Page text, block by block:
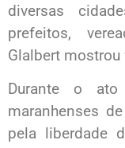
diversas
prefeitos,
Glalbert
Durante o ato
maranhenses
pela liberdade